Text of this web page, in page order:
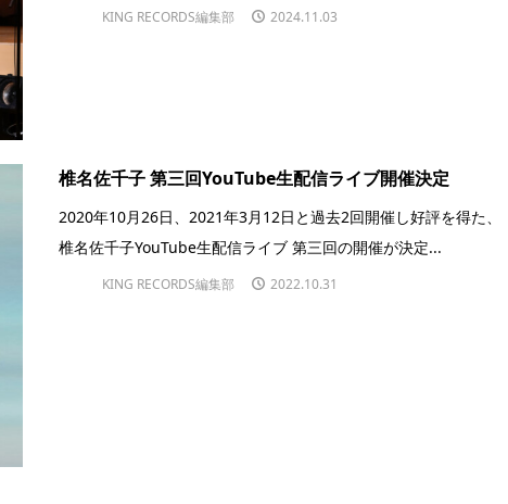
KING RECORDS編集部 2024.11.03
椎名佐千子 第三回YouTube生配信ライブ開催決定
2020年10月26日、2021年3月12日と過去2回開催し好評を得た、
椎名佐千子YouTube生配信ライブ 第三回の開催が決定...
KING RECORDS編集部 2022.10.31